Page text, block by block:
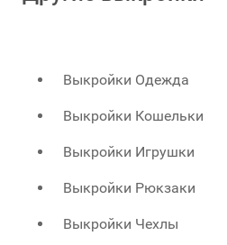
Выкройки Одежда
Выкройки Кошельки
Выкройки Игрушки
Выкройки Рюкзаки
Выкройки Чехлы